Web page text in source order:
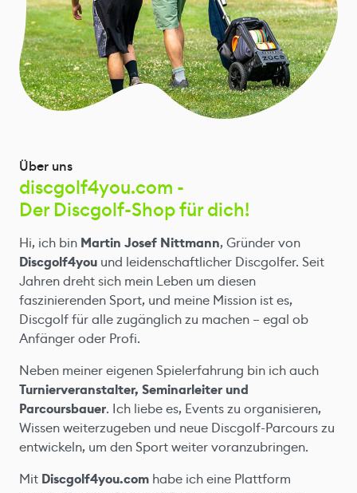
Über uns
discgolf4you.com -
Der Discgolf-Shop für dich!
Hi, ich bin Martin Josef Nittmann, Gründer von
Discgolf4you und leidenschaftlicher Discgolfer. Seit
Jahren dreht sich mein Leben um diesen
faszinierenden Sport, und meine Mission ist es,
Discgolf für alle zugänglich zu machen – egal ob
Anfänger oder Profi.
Neben meiner eigenen Spielerfahrung bin ich auch
Turnierveranstalter, Seminarleiter und
Parcoursbauer. Ich liebe es, Events zu organisieren,
Wissen weiterzugeben und neue Discgolf-Parcours zu
entwickeln, um den Sport weiter voranzubringen.
Mit Discgolf4you.com habe ich eine Plattform